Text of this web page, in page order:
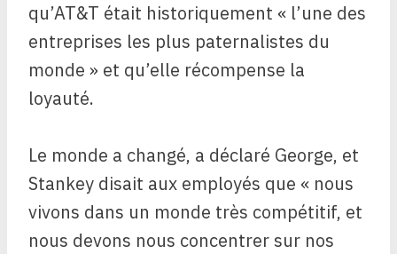
qu’AT&T était historiquement « l’une des
entreprises les plus paternalistes du
monde » et qu’elle récompense la
loyauté.
Le monde a changé, a déclaré George, et
Stankey disait aux employés que « nous
vivons dans un monde très compétitif, et
nous devons nous concentrer sur nos